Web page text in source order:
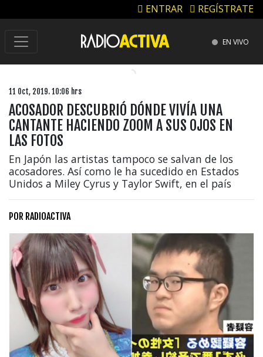
ENTRAR REGÍSTRATE
EN VIVO
11 Oct, 2019. 10:06 hrs
ACOSADOR DESCUBRIÓ DÓNDE VIVÍA UNA
CANTANTE HACIENDO ZOOM A SUS OJOS EN
LAS FOTOS
En Japón las artistas tampoco se salvan de los
acosadores. Así como le ha sucedido en Estados
Unidos a Miley Cyrus y Taylor Swift, en el país
POR RADIOACTIVA